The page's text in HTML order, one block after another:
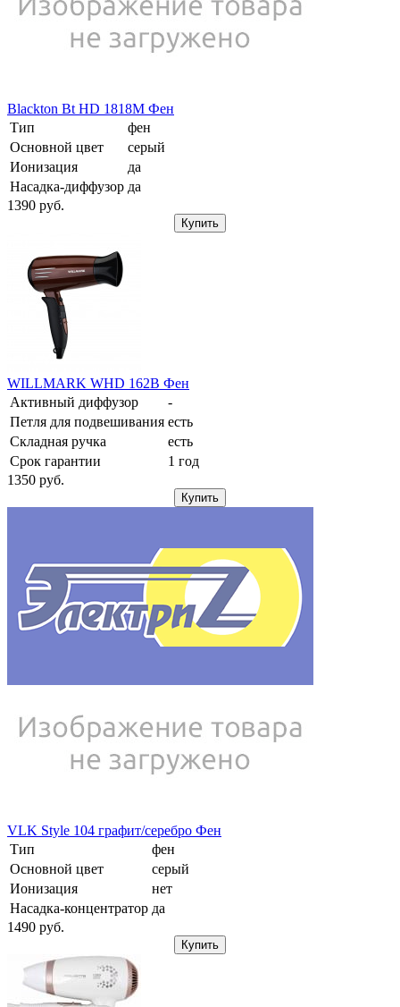
Blackton Bt HD 1818M Фен
Тип
фен
Основной цвет
серый
Ионизация
да
Насадка-диффузор да
1390 pуб.
Купить
WILLMARK WHD 162B Фен
Активный диффузор
-
Петля для подвешивания есть
Складная ручка
есть
Срок гарантии
1 год
1350 pуб.
Купить
VLK Style 104 графит/серебро Фен
Тип
фен
Основной цвет
серый
Ионизация
нет
Насадка-концентратор да
1490 pуб.
Купить